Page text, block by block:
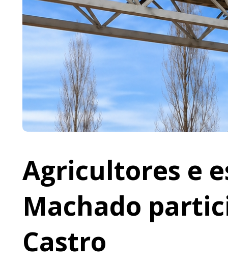
Agricultores e
Machado
Castro